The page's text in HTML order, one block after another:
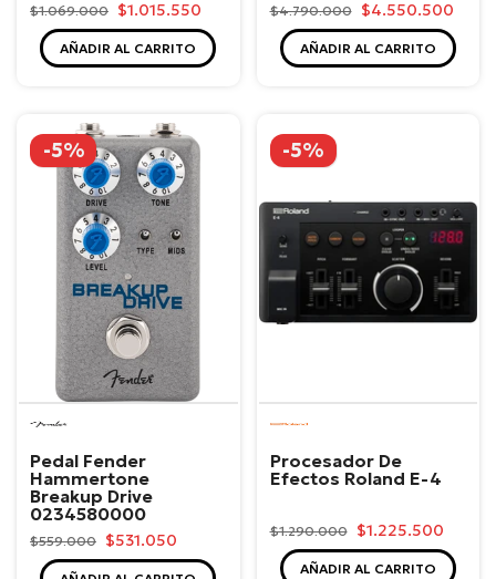
$1.069.000 $1.015.550
AÑADIR AL CARRITO
$4.790.000 $4.550.500
AÑADIR AL CARRITO
-5%
Pedal Fender
Hammertone
Breakup Drive
0234580000
$559.000 $531.050
-5%
Roland
Procesador De
Efectos Roland E-4
$1.290.000 $1.225.500
AÑADIR AL CARRITO